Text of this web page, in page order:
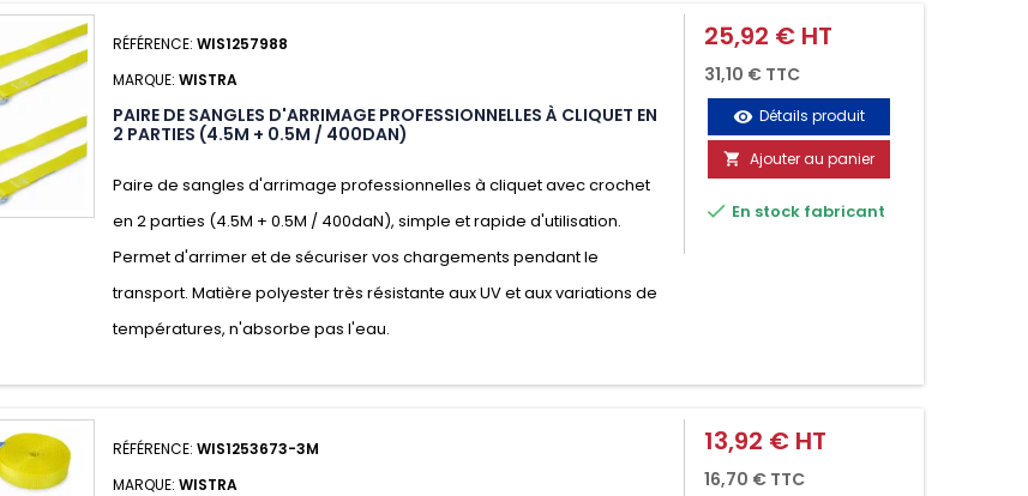
RÉFÉRENCE:WIS1257988
MARQUE:WISTRA
PAIRE DE SANGLES D'ARRIMAGE PROFESSIONNELLES À CLIQUET EN
2 PARTIES (4.5M + 0.5M / 400DAN)
Paire de sangles d'arrimage professionnelles à cliquet avec crochet
en 2 parties (4.5M + 0.5M / 400daN), simple et rapide d'utilisation.
Permet d'arrimer et de sécuriser vos chargements pendant le
transport. Matière polyester très résistante aux UV et aux variations de
températures, n'absorbe pas l'eau.
Prix
25,92 € HT
31,10 € TTC
visibility Détails produit
 Ajouter au panier
 En stock fabricant
RÉFÉRENCE:WIS1253673-3M
MARQUE:WISTRA
Prix
13,92 € HT
16,70 € TTC